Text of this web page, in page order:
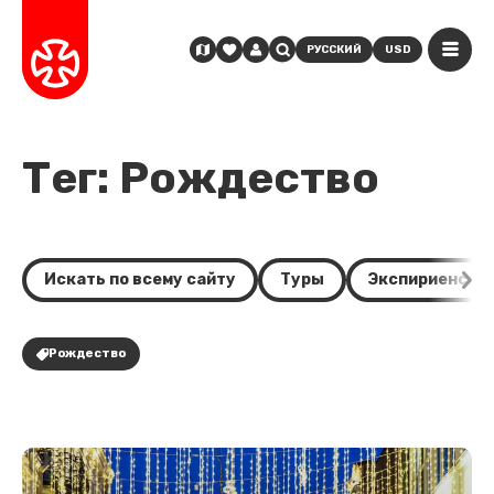
РУССКИЙ USD
Тег: Рождество
Искать по всему сайту Туры Экспириенсы
Рождество